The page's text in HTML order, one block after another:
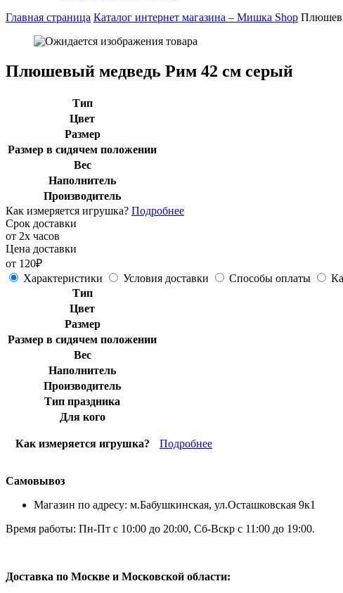
Главная страница Каталог интернет магазина – Мишка Shop
Плюшевый медведь Рим 42 см серый
Тип
Цвет
Размер
Размер в сидячем положении
Вес
Наполнитель
Производитель
Как измеряется игрушка? Подробнее
Срок доставки
от 2х часов
Цена доставки
от 120₽
Характеристики
Условия доставки Способы оплаты
Тип
Цвет
Размер
Размер в сидячем положении
Вес
Наполнитель
Производитель
Тип праздника
Для кого
Как измеряется игрушка? Подробнее
Самовывоз
Магазин по адресу: м.Бабушкинская, ул.Осташковская 9к1
Время работы: Пн-Пт с 10:00 до 20:00, Сб-Вскр с 11:00 до 19:00.
Доставка по Москве и Московской области: